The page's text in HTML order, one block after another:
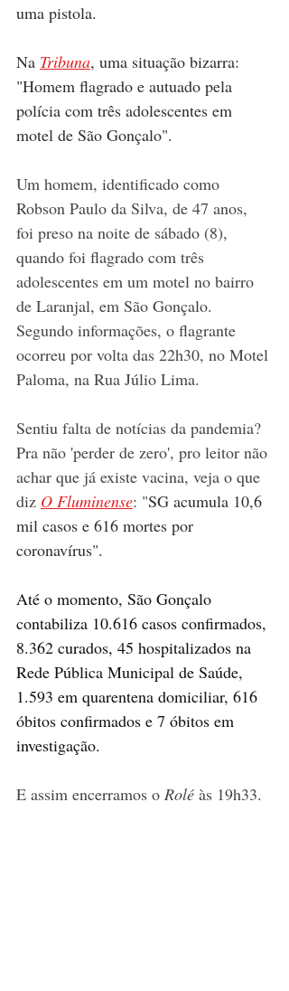
uma pistola.
Na Tribuna, uma situação bizarra:
"Homem flagrado e autuado pela
polícia com três adolescentes em
motel de São Gonçalo".
Um homem, identificado como
Robson Paulo da Silva, de 47 anos,
foi preso na noite de sábado (8),
quando foi flagrado com três
adolescentes em um motel no bairro
de Laranjal, em São Gonçalo.
Segundo informações, o flagrante
ocorreu por volta das 22h30, no Motel
Paloma, na Rua Júlio Lima.
Sentiu falta de notícias da pandemia?
Pra não 'perder de zero', pro leitor não
achar que já existe vacina, veja o que
diz O Fluminense: "SG acumula 10,6
mil casos e 616 mortes por
coronavírus".
Até o momento, São Gonçalo
contabiliza 10.616 casos confirmados,
8.362 curados, 45 hospitalizados na
Rede Pública Municipal de Saúde,
1.593 em quarentena domiciliar, 616
óbitos confirmados e 7 óbitos em
investigação.
E assim encerramos o Rolé às 19h33.